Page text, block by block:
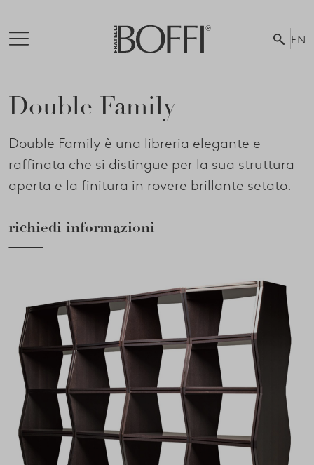
EN
Double Family
Double Family è una libreria elegante e
raffinata che si distingue per la sua struttura
aperta e la finitura in rovere brillante setato.
richiedi informazioni